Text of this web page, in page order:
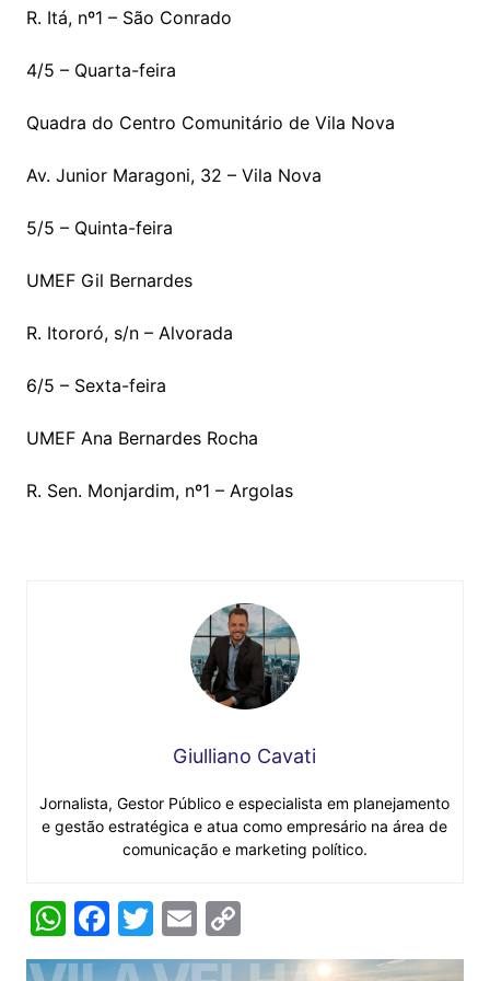
R. Itá, nº1 – São Conrado
4/5 – Quarta-feira
Quadra do Centro Comunitário de Vila Nova
Av. Junior Maragoni, 32 – Vila Nova
5/5 – Quinta-feira
UMEF Gil Bernardes
R. Itororó, s/n – Alvorada
6/5 – Sexta-feira
UMEF Ana Bernardes Rocha
R. Sen. Monjardim, nº1 – Argolas
Giulliano Cavati
Jornalista, Gestor Público e especialista em planejamento
e gestão estratégica e atua como empresário na área de
comunicação e marketing político.
W
h
F
a
T
w
E
m
C
o